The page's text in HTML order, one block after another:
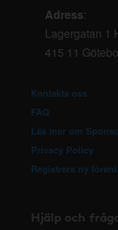
Adress:
Lagergatan 1
415 11
Kontakta oss
FAQ
Läs mer om
Privacy Policy
Registrera ny
Hjälp och